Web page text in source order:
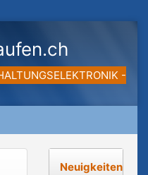
-
Neuigkeiten